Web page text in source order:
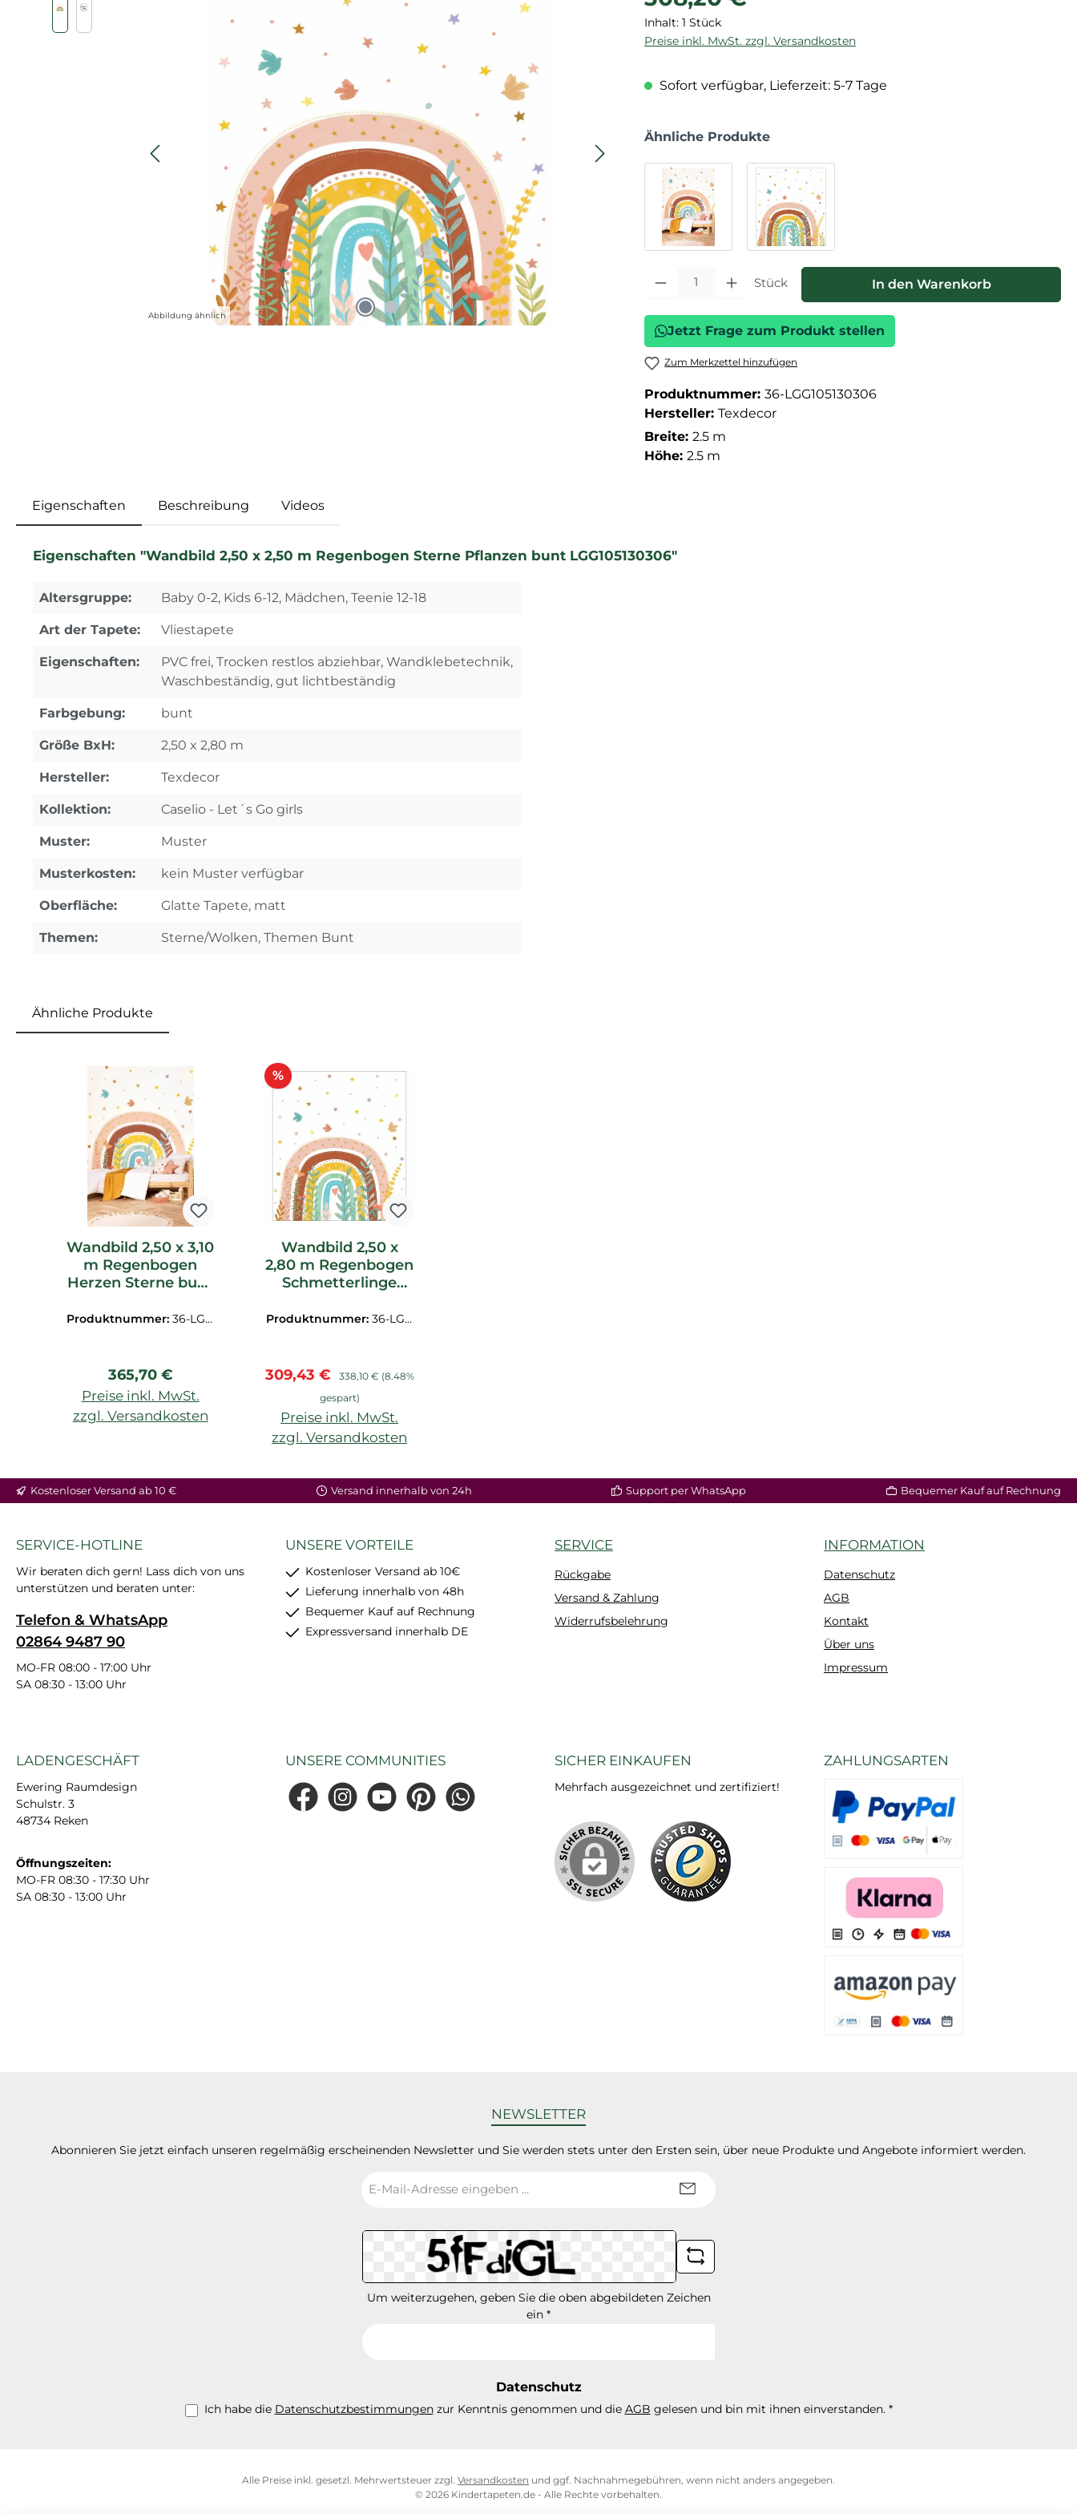
Abbildung ähnlich
Inhalt: 1 Stück
Preise inkl. MwSt. zzgl. Versandkosten
Sofort verfügbar, Lieferzeit: 5-7 Tage
Ähnliche Produkte
Produkt Anzahl: Gib den gewünschten Wert ein oder benutze die
Stück In den Warenkorb
Jetzt Frage zum Produkt stellen
Zum Merkzettel hinzufügen
Produktnummer: 36-LGG105130306
Hersteller: Texdecor
Breite: 2.5 m
Höhe: 2.5 m
Eigenschaften Beschreibung Videos
Eigenschaften "Wandbild 2,50 x 2,50 m Regenbogen Sterne Pflanzen bunt LGG105130306"
Altersgruppe: Baby 0-2, Kids 6-12, Mädchen, Teenie 12-18
Art der Tapete: Vliestapete
Eigenschaften:
PVC frei, Trocken restlos abziehbar, Wandklebetechnik,
Waschbeständig, gut lichtbeständig
Farbgebung: bunt
Größe BxH: 2,50 x 2,80 m
Hersteller: Texdecor
Kollektion: Caselio - Let´s Go girls
Muster: Muster
Musterkosten: kein Muster verfügbar
Oberfläche: Glatte Tapete, matt
Themen: Sterne/Wolken, Themen Bunt
Ähnliche Produkte
Wandbild 2,50 x 3,10
m Regenbogen
Herzen Sterne bunt
Produktnummer:36-LGG
Regulärer Preis:
365,70 €
Preise inkl. MwSt.
zzgl. Versandkosten
%Rabatt
Wandbild 2,50 x
2,80 m Regenbogen
Schmetterlinge
LGG105130301
Produktnummer: 36-LGG
Verkaufspreis:
309,43 € Regulärer Preis:
338,10 € (8.48%
gespart)
Preise inkl. MwSt.
zzgl. Versandkosten
Kostenloser Versand ab 10 € Versand innerhalb von 24h Support per WhatsApp Bequemer Kauf auf Rechnung
SERVICE-HOTLINE
Wir beraten dich gern! Lass dich von uns
unterstützen und beraten unter:
Telefon & WhatsApp
02864 9487 90
MO-FR 08:00 - 17:00 Uhr
SA 08:30 - 13:00 Uhr
UNSERE VORTEILE
Kostenloser Versand ab 10€
Lieferung innerhalb von 48h
Bequemer Kauf auf Rechnung
Expressversand innerhalb DE
SERVICE
Rückgabe
Versand & Zahlung
Widerrufsbelehrung
INFORMATION
Datenschutz
AGB
Kontakt
Über uns
Impressum
LADENGESCHÄFT
Ewering Raumdesign
Schulstr. 3
48734 Reken
Öffnungszeiten:
MO-FR 08:30 - 17:30 Uhr
SA 08:30 - 13:00 Uhr
UNSERE COMMUNITIES
FacebookInstagramYouTubePinterestWhatsApp
SICHER EINKAUFEN
Mehrfach ausgezeichnet und zertifiziert!
ZAHLUNGSARTEN
NEWSLETTER
Abonnieren Sie jetzt einfach unseren regelmäßig erscheinenden Newsletter und Sie werden stets unter den Ersten sein, über neue Produkte und Angebote informiert werden.
Mail-
*
Um weiterzugehen, geben Sie die oben abgebildeten Zeichen
ein *
Datenschutz
Ich habe die Datenschutzbestimmungenzur Kenntnis genommen und die AGB gelesen und bin mit ihnen einverstanden. *
Alle Preise inkl. gesetzl. Mehrwertsteuer zzgl. Versandkosten und ggf. Nachnahmegebühren, wenn nicht anders angegeben.
© 2026 Kindertapeten.de - Alle Rechte vorbehalten.